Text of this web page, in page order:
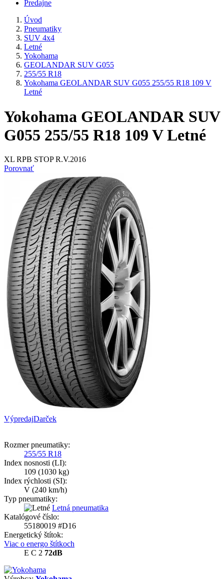
Predajne
Úvod
Pneumatiky
SUV 4x4
Letné
Yokohama
GEOLANDAR SUV G055
255/55 R18
Yokohama GEOLANDAR SUV G055 255/55 R18 109 V
Letné
Yokohama GEOLANDAR SUV
G055 255/55 R18 109 V Letné
XL RPB STOP R.V.2016
Porovnať
VýpredajDarček
Rozmer pneumatiky:
255/55 R18
Index nosnosti (LI):
109 (1030 kg)
Index rýchlosti (SI):
V (240 km/h)
Typ pneumatiky:
Letná pneumatika
Katalógové číslo:
55180019 #D16
Energetický štítok:
Viac o energo štítkoch
E C 2 72dB